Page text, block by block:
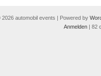
2026 automobil events | Powered by
Anmelden| 82